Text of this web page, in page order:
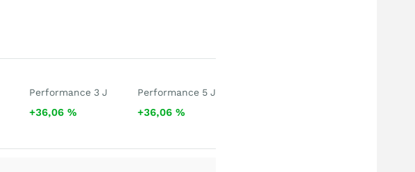
Performance 3 J
+36,06%
Performance 5 J
+36,06 %